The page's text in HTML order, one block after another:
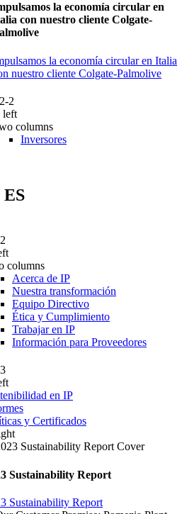
la economía circular en
con nuestro cliente Colgate-
la economía circular en Italia
nuestro cliente Colgate-Palmolive
2
left
columns
Inversores
columns
Acerca de IP
Nuestra transformación
Equipo Directivo
Ética y Cumplimiento
Trabajar en IP
Información para Proveedores
en IP
y Certificados
Sustainability Report
Sustainability Report